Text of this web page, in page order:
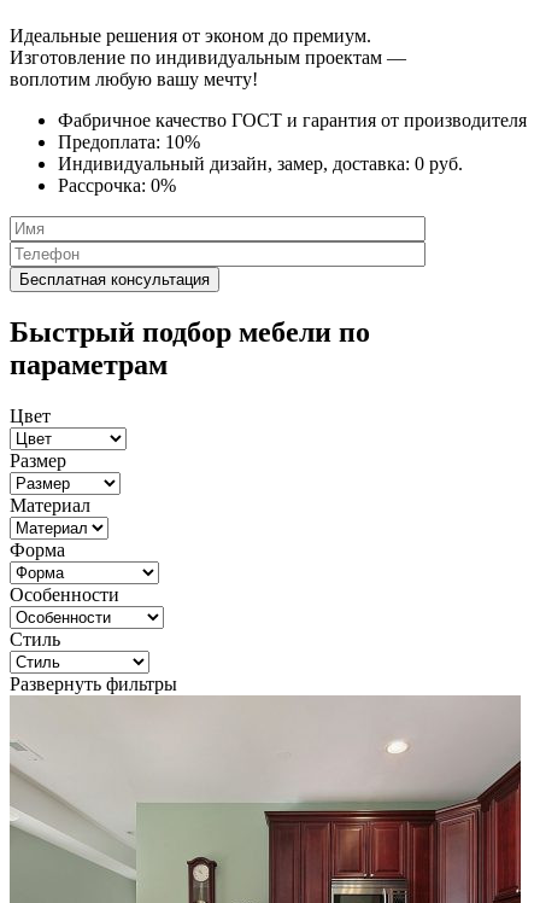
Идеальные решения от эконом до премиум.
Изготовление по индивидуальным проектам —
воплотим любую вашу мечту!
Фабричное качество ГОСТ и гарантия от производителя
Предоплата: 10%
Индивидуальный дизайн, замер, доставка: 0 руб.
Рассрочка: 0%
Быстрый подбор мебели по
параметрам
Цвет
Размер
Материал
Форма
Особенности
Стиль
Развернуть фильтры